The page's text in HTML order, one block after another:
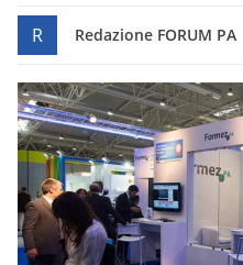
R Redazione FORUM PA